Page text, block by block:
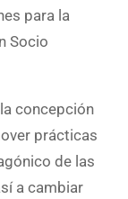
para la
Socio
concepción
prácticas
de las
a cambiar